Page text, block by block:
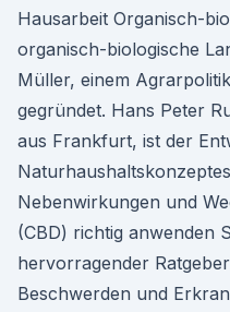
Hausarbeit Organisch-
organisch-biologische
Müller, einem
gegründet. Hans Peter
aus Frankfurt, ist der
Nebenwirkungen und
(CBD) richtig anwenden
hervorragender
Beschwerden und